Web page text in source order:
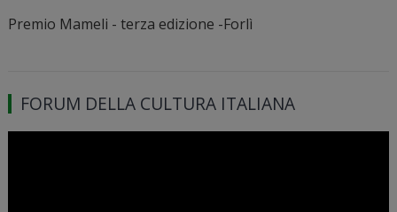
Premio Mameli - terza edizione -Forlì
FORUM DELLA CULTURA ITALIANA